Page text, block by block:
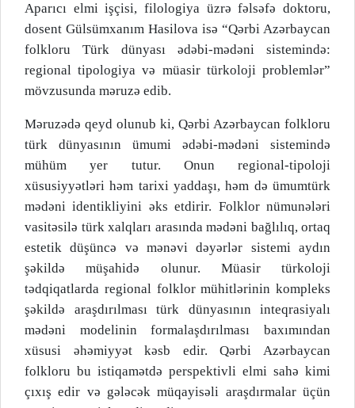
Aparıcı elmi işçisi, filologiya üzrə fəlsəfə doktoru,
dosent Gülsümxanım Hasilova isə “Qərbi Azərbaycan
folkloru Türk dünyası ədəbi-mədəni sistemində:
regional tipologiya və müasir türkoloji problemlər”
mövzusunda məruzə edib.
Məruzədə qeyd olunub ki, Qərbi Azərbaycan folkloru
türk dünyasının ümumi ədəbi-mədəni sistemində
mühüm yer tutur. Onun regional-tipoloji
xüsusiyyətləri həm tarixi yaddaşı, həm də ümumtürk
mədəni identikliyini əks etdirir. Folklor nümunələri
vasitəsilə türk xalqları arasında mədəni bağlılıq, ortaq
estetik düşüncə və mənəvi dəyərlər sistemi aydın
şəkildə müşahidə olunur. Müasir türkoloji
tədqiqatlarda regional folklor mühitlərinin kompleks
şəkildə araşdırılması türk dünyasının inteqrasiyalı
mədəni modelinin formalaşdırılması baxımından
xüsusi əhəmiyyət kəsb edir. Qərbi Azərbaycan
folkloru bu istiqamətdə perspektivli elmi sahə kimi
çıxış edir və gələcək müqayisəli araşdırmalar üçün